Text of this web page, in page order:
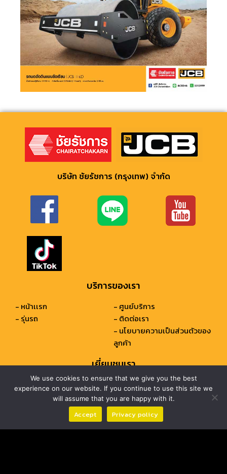
บริษัท ชัยรัชการ (กรุงเทพ) จํากัด
บริการของเรา
- หน้าเเรก
- รุ่นรถ
- ศูนย์บริการ
- ติดต่อเรา
- นโยบายความเป็นส่วนตัวของ
ลูกค้า
เยี่ยมชมเรา
เลขที่ 999 หมู่ 6 ถ.ทางเข้าท่าอากาศยานสุวรรณภูมิ
ด้านถนนบางนา-ตราด ต.บางโฉลง อ.บางพลี
จ. สมุทรปราการ 10540
TEL :021829999
Email: chairatchakarn@chairatchakarn.co.th
We use cookies to ensure that we give you the best
experience on our website. If you continue to use this site we
will assume that you are happy with it.
Accept Privacy policy